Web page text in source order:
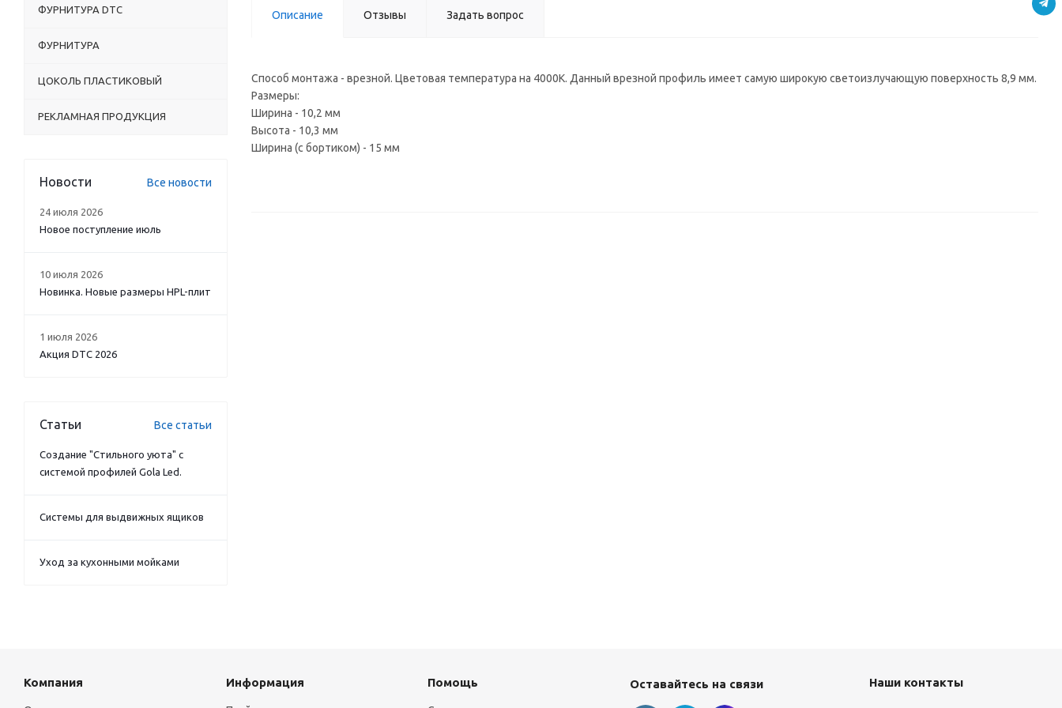
Описание Отзывы Задать вопрос
Способ монтажа - врезной. Цветовая температура на 4000К. Данный врезной профиль имеет самую широкую светоизлучающую поверхность 8,9 мм.
Размеры:
Ширина - 10,2 мм
Высота - 10,3 мм
Ширина (с бортиком) - 15 мм
ФУРНИТУРА DTC
ФУРНИТУРА
ЦОКОЛЬ ПЛАСТИКОВЫЙ
РЕКЛАМНАЯ ПРОДУКЦИЯ
Новости Все новости
24 июля 2026
Новое поступление июль
10 июля 2026
Новинка. Новые размеры HPL-плит
1 июля 2026
Акция DTC 2026
Статьи Все статьи
Создание "Стильного уюта" с
системой профилей Gola Led.
Системы для выдвижных ящиков
Уход за кухонными мойками
Компания Информация Помощь Оставайтесь на связи Наши контакты